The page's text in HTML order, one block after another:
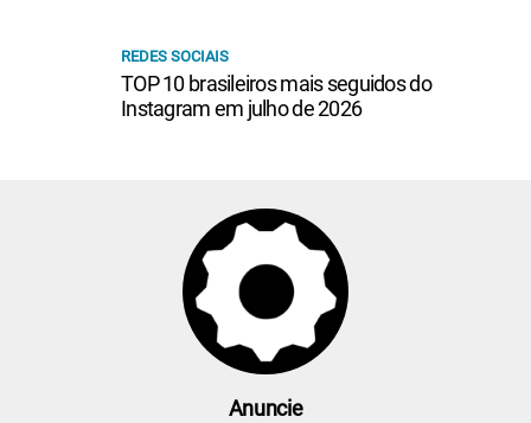
REDES SOCIAIS
TOP 10 brasileiros mais seguidos do
Instagram em julho de 2026
Anuncie